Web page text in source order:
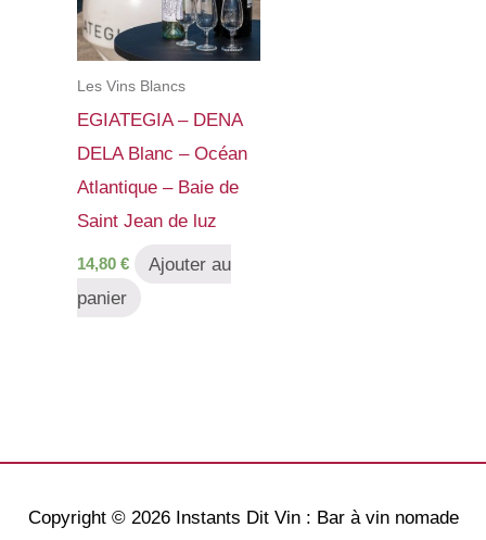
Les Vins Blancs
EGIATEGIA – DENA
DELA Blanc – Océan
Atlantique – Baie de
Saint Jean de luz
14,80 €
Ajouter au
panier
Copyright © 2026 Instants Dit Vin : Bar à vin nomade